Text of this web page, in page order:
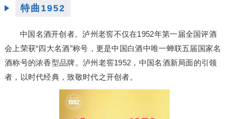
特曲1952
中国名酒开创者。泸州老窖不仅在1952年第一届全国评酒
会上荣获“四大名酒”称号，更是中国白酒中唯一蝉联五届国家名
酒称号的浓香型品牌。泸州老窖1952，中国名酒新局面的引领
者，以时代经典，致敬时代之开创者。